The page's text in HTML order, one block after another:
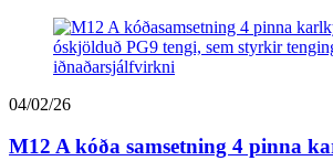
04/02/26
M12 A kóða samsetning 4 pinna